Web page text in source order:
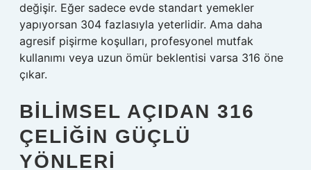
değişir. Eğer sadece evde standart yemekler
yapıyorsan 304 fazlasıyla yeterlidir. Ama daha
agresif pişirme koşulları, profesyonel mutfak
kullanımı veya uzun ömür beklentisi varsa 316 öne
çıkar.
BILIMSEL AÇIDAN 316
ÇELIĞIN GÜÇLÜ
YÖNLERI